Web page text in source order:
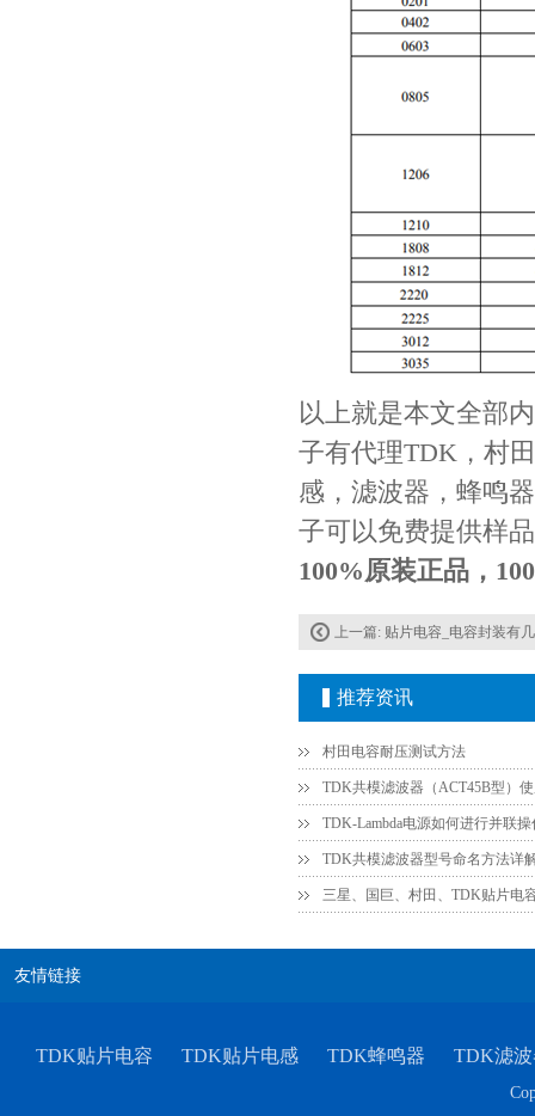
以上就是本文全部
子有代理TDK，村
感，滤波器，蜂鸣
子可以免费提供样
100%原装正品，
上一篇: 贴片电容_电容封装有
推荐资讯
村田电容耐压测试方法
TDK共模滤波器（ACT45B型）
TDK共模滤波器型号命名方法详
三星、国巨、村田、TDK贴片电
友情链接
TDK贴片电容 TDK贴片电感 TDK蜂鸣器 TDK滤